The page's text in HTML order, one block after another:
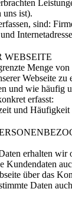
uns ist).
sind:
WEBSEITE
Menge
Webseite
und wie häufig
erfasst:
und
erhalten
Kundendaten
über das
Daten